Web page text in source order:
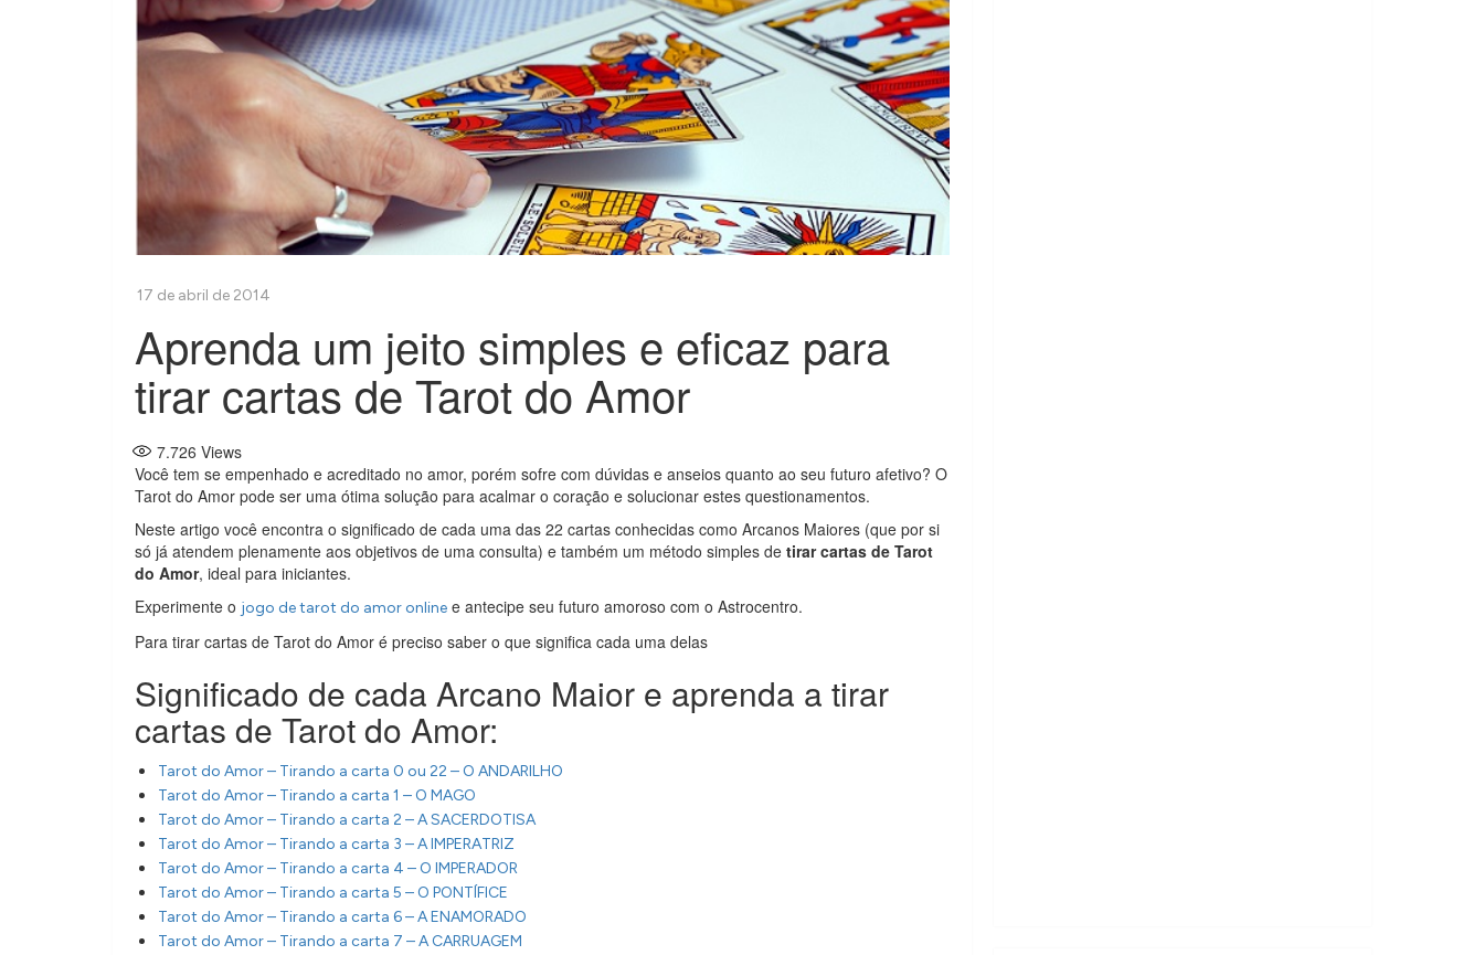
Aprenda um jeito simples e eficaz para
tirar cartas de Tarot do Amor
7.726 Views
Você tem se empenhado e acreditado no amor, porém sofre com dúvidas e anseios quanto ao seu futuro afetivo? O
Tarot do Amor pode ser uma ótima solução para acalmar o coração e solucionar estes questionamentos.
Neste artigo você encontra o significado de cada uma das 22 cartas conhecidas como Arcanos Maiores (que por si
só já atendem plenamente aos objetivos de uma consulta) e também um método simples de tirar cartas de Tarot
do Amor, ideal para iniciantes.
Experimente o jogo de tarot do amor online e antecipe seu futuro amoroso com o Astrocentro.
Para tirar cartas de Tarot do Amor é preciso saber o que significa cada uma delas
Significado de cada Arcano Maior e aprenda a tirar
cartas de Tarot do Amor:
Tarot do Amor – Tirando a carta 0 ou 22 – O ANDARILHO
Tarot do Amor – Tirando a carta 1 – O MAGO
Tarot do Amor – Tirando a carta 2 – A SACERDOTISA
Tarot do Amor – Tirando a carta 3 – A IMPERATRIZ
Tarot do Amor – Tirando a carta 4 – O IMPERADOR
Tarot do Amor – Tirando a carta 5 – O PONTÍFICE
Tarot do Amor – Tirando a carta 6 – A ENAMORADO
Tarot do Amor – Tirando a carta 7 – A CARRUAGEM